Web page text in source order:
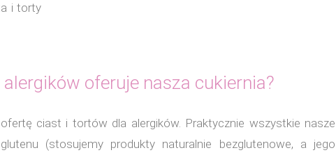
i torty
oferuje nasza cukiernia?
ciast i tortów dla alergików. Praktycznie wszystkie nasze
(stosujemy produkty naturalnie bezglutenowe, a jego